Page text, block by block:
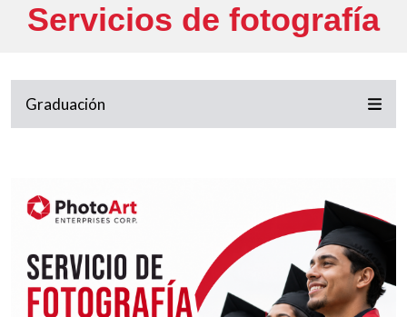
Servicios de fotografía
Graduación
Imagen